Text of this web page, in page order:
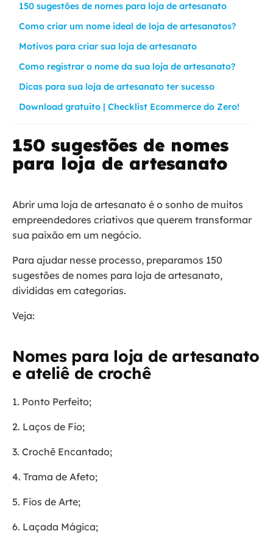
150 sugestões de nomes para loja de artesanato
Como criar um nome ideal de loja de artesanatos?
Motivos para criar sua loja de artesanato
Como registrar o nome da sua loja de artesanato?
Dicas para sua loja de artesanato ter sucesso
Download gratuito | Checklist Ecommerce do Zero!
150 sugestões de nomes
para loja de artesanato
Abrir uma loja de artesanato é o sonho de muitos
empreendedores criativos que querem transformar
sua paixão em um negócio.
Para ajudar nesse processo, preparamos 150
sugestões de nomes para loja de artesanato,
divididas em categorias.
Veja:
Nomes para loja de artesanato
e ateliê de crochê
1. Ponto Perfeito;
2. Laços de Fio;
3. Crochê Encantado;
4. Trama de Afeto;
5. Fios de Arte;
6. Laçada Mágica;